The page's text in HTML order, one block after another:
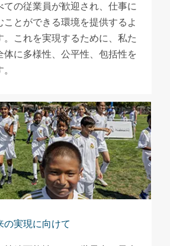
ての従業員が歓迎され、仕事に
ことができる環境を提供するよ
。これを実現するために、私た
体に多様性、公平性、包括性を
の実現に向けて